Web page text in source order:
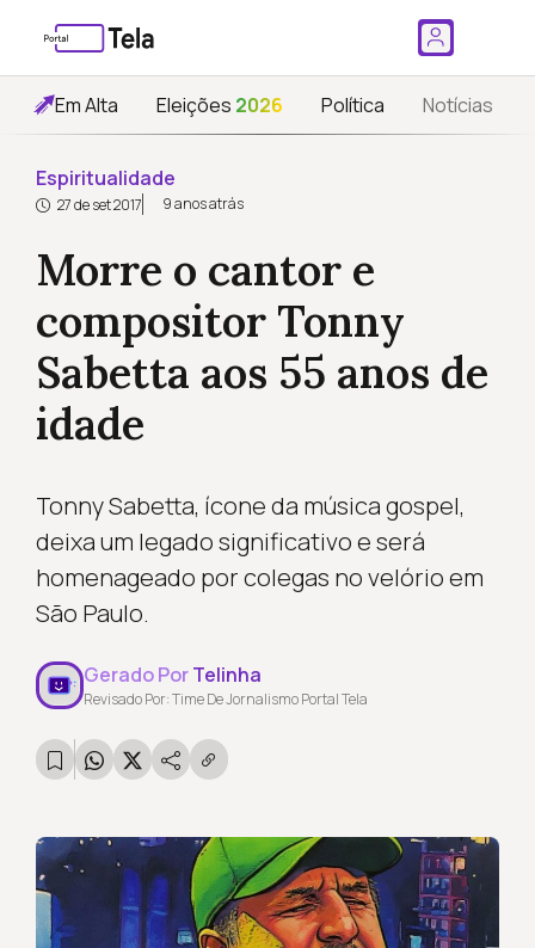
Em Alta Eleições 2026 Política Notícias
Espiritualidade
27 de set 2017 9 anos atrás
Morre o cantor e
compositor Tonny
Sabetta aos 55 anos de
idade
Tonny Sabetta, ícone da música gospel,
deixa um legado significativo e será
homenageado por colegas no velório em
São Paulo.
Gerado PorTelinha
Revisado Por: Time De Jornalismo Portal Tela